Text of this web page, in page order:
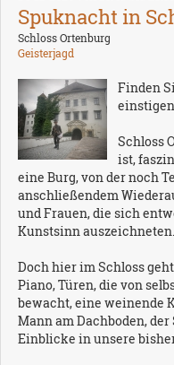
Spuknacht in
Schloss Ortenburg
Geisterjagd
Finden
Schloss
ist,
eine Burg, von der noch
anschließendem
und Frauen, die sich
Kunstsinn auszeichneten.
Doch hier im Schloss
Piano, Türen, die von
bewacht, eine weinende
Mann am Dachboden,
Einblicke in unsere